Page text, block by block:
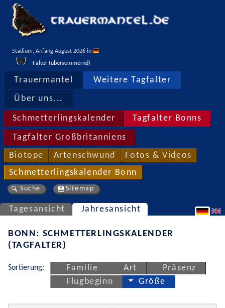
Stadium, Anfang August 2026 in
Falter (übersommernd)
Trauermantel Weitere Tagfalter
Über uns...
Schmetterlingskalender Tagfalter Bonns
Tagfalter Großbritanniens
Biotope Artenschwund Fotos & Videos
Schmetterlingskalender Bonn
Suche Sitemap
Tagesansicht Jahresansicht
BONN: SCHMETTERLINGSKALENDER
(TAGFALTER)
Sortierung: Familie Art
Präsenz
Flugbeginn
Größe